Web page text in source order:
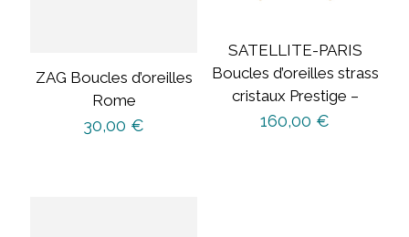
ZAG Boucles d’oreilles
Rome
30,00 €
SATELLITE-PARIS
Boucles d’oreilles strass
cristaux Prestige –
160,00 €